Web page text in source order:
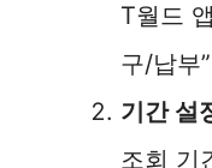
T월드
구/납부
기간 설
조회 기